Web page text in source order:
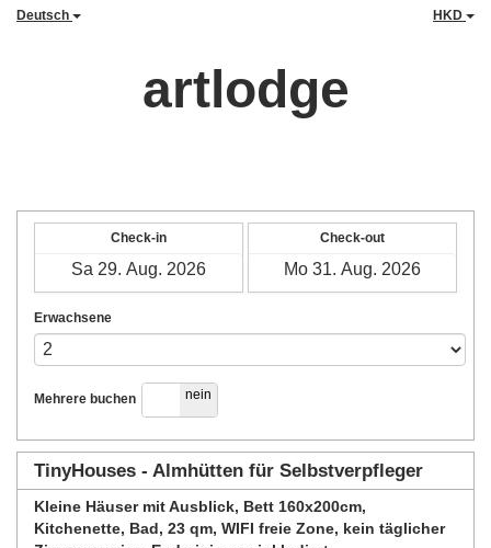
Deutsch HKD
artlodge
Check-in Check-out
Erwachsene
Mehrere buchen
ja nein
TinyHouses - Almhütten für Selbstverpfleger
Kleine Häuser mit Ausblick, Bett 160x200cm,
Kitchenette, Bad, 23 qm, WIFI freie Zone, kein täglicher